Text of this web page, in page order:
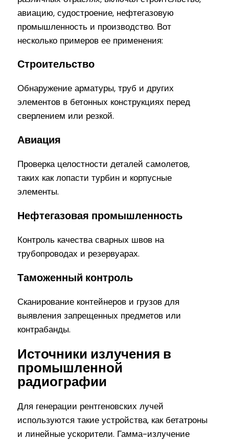
авиацию, судостроение, нефтегазовую
промышленность и производство. Вот
несколько примеров ее применения:
Строительство
Обнаружение арматуры, труб и других
элементов в бетонных конструкциях перед
сверлением или резкой.
Авиация
Проверка целостности деталей самолетов,
таких как лопасти турбин и корпусные
элементы.
Нефтегазовая промышленность
Контроль качества сварных швов на
трубопроводах и резервуарах.
Таможенный контроль
Сканирование контейнеров и грузов для
выявления запрещенных предметов или
контрабанды.
Источники излучения в
промышленной
радиографии
Для генерации рентгеновских лучей
используются такие устройства, как бетатроны
и линейные ускорители. Гамма-излучение